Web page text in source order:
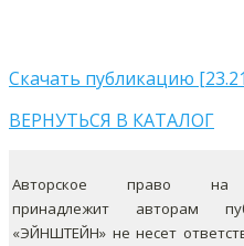
Скачать публикацию
ВЕРНУТЬСЯ В КАТАЛОГ
Авторское право на
принадлежит авторам
«ЭЙНШТЕЙН» не несет